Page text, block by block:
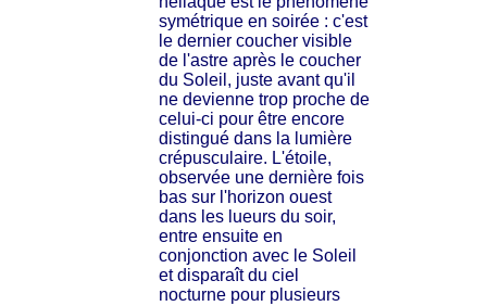
symétrique en soirée : c'est
le dernier coucher visible
de l'astre après le coucher
du Soleil, juste avant qu'il
ne devienne trop proche de
celui-ci pour être encore
distingué dans la lumière
crépusculaire. L'étoile,
observée une dernière fois
bas sur l'horizon ouest
dans les lueurs du soir,
entre ensuite en
conjonction avec le Soleil
et disparaît du ciel
nocturne pour plusieurs